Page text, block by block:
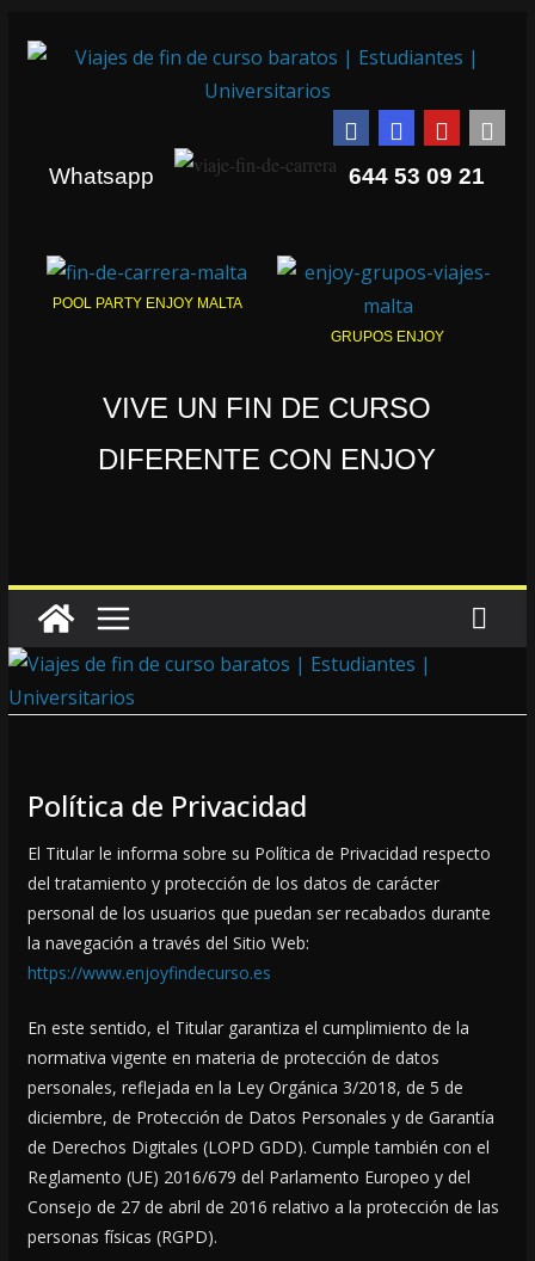
Whatsapp 644 53 09 21
POOL PARTY ENJOY MALTA
GRUPOS ENJOY
VIVE UN FIN DE CURSO
DIFERENTE CON ENJOY
Política de Privacidad
El Titular le informa sobre su Política de Privacidad respecto
del tratamiento y protección de los datos de carácter
personal de los usuarios que puedan ser recabados durante
la navegación a través del Sitio Web:
https://www.enjoyfindecurso.es
En este sentido, el Titular garantiza el cumplimiento de la
normativa vigente en materia de protección de datos
personales, reflejada en la Ley Orgánica 3/2018, de 5 de
diciembre, de Protección de Datos Personales y de Garantía
de Derechos Digitales (LOPD GDD). Cumple también con el
Reglamento (UE) 2016/679 del Parlamento Europeo y del
Consejo de 27 de abril de 2016 relativo a la protección de las
personas físicas (RGPD).